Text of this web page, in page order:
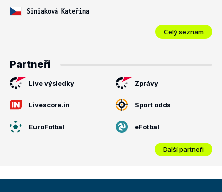
Siniaková Kateřina
Celý seznam
Partneři
Live výsledky Zprávy
Livescore.in Sport odds
EuroFotbal eFotbal
Další partneři